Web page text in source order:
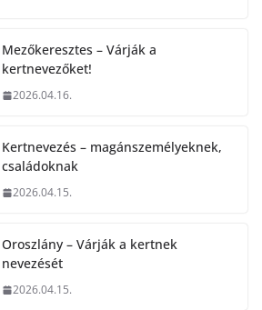
Mezőkeresztes – Várják a
kertnevezőket!
2026.04.16.
Kertnevezés – magánszemélyeknek,
családoknak
2026.04.15.
Oroszlány – Várják a kertnek
nevezését
2026.04.15.